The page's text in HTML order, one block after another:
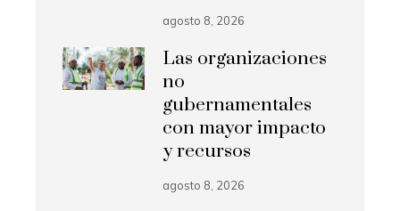
agosto 8, 2026
Las organizaciones
no
gubernamentales
con mayor impacto
y recursos
agosto 8, 2026